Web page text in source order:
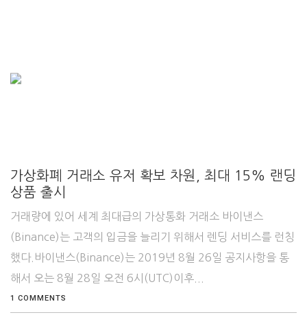
가상화폐 거래소 유저 확보 차원, 최대 15% 랜딩
상품 출시
거래량에 있어 세계 최대급의 가상통화 거래소 바이낸스
(Binance)는 고객의 입금을 늘리기 위해서 렌딩 서비스를 런칭
했다.바이낸스(Binance)는 2019년 8월 26일 공지사항을 통
해서 오는 8월 28일 오전 6시(UTC)이후...
1 COMMENTS